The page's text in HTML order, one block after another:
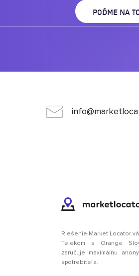
Riešenie Market Locator
Telekom s Orange
zaručuje maximálnu
spotrebiteľa.